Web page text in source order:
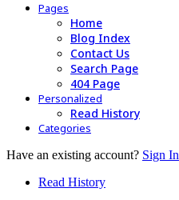
Pages
Home
Blog Index
Contact Us
Search Page
404 Page
Personalized
Read History
Categories
Have an existing account? Sign In
Read History